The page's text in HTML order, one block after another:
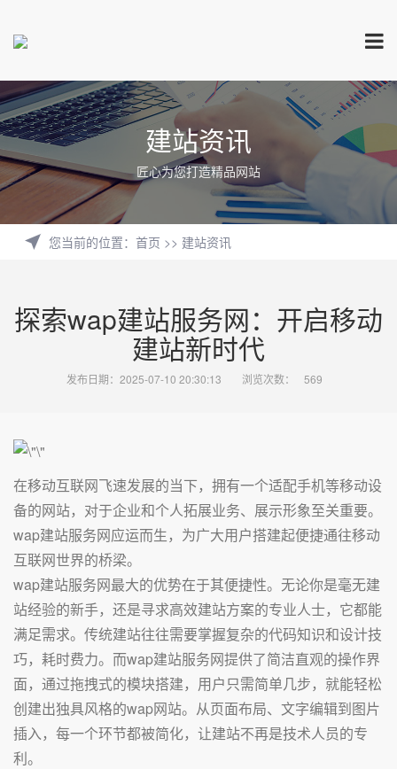
建站资讯
匠心为您打造精品网站
您当前的位置： 首页 >> 建站资讯
探索wap建站服务网：开启移动
建站新时代
发布日期：2025-07-10 20:30:13 浏览次数： 569
在移动互联网飞速发展的当下，拥有一个适配手机等移动设
备的网站，对于企业和个人拓展业务、展示形象至关重要。
wap建站服务网应运而生，为广大用户搭建起便捷通往移动
互联网世界的桥梁。
wap建站服务网最大的优势在于其便捷性。无论你是毫无建
站经验的新手，还是寻求高效建站方案的专业人士，它都能
满足需求。传统建站往往需要掌握复杂的代码知识和设计技
巧，耗时费力。而wap建站服务网提供了简洁直观的操作界
面，通过拖拽式的模块搭建，用户只需简单几步，就能轻松
创建出独具风格的wap网站。从页面布局、文字编辑到图片
插入，每一个环节都被简化，让建站不再是技术人员的专
利。